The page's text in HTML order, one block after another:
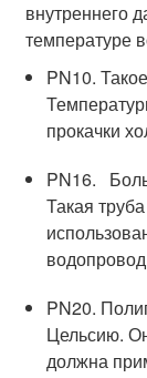
внутреннего
температуре
PN10.
прокачки
PN16.
Такая
PN20.
Цельсию.
должна